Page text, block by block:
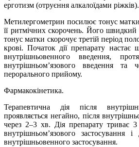
ерготизм (отруєння алкалоїдами ріжків).
Метилергометрин посилює тонус
її ритмічних скорочень. Його
тонус матки скорочує третій період
крові. Початок дії препарату настає
внутрішньовенного введення,
внутрішньом’язового введення та
перорального прийому.
Фармакокінетика.
Терапевтична дія після
проявляється негайно, після
через 2–3 хв. Дія препарату триває
внутрішньом’язового
внутрішньовенного застосування.